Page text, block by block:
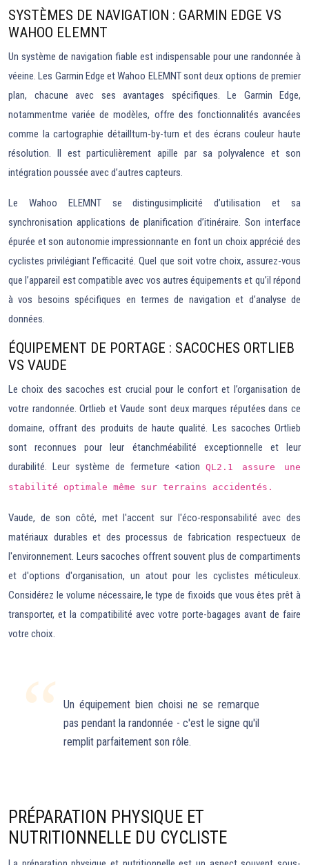
SYSTÈMES DE NAVIGATION : GARMIN EDGE VS
WAHOO ELEMNT
Un système de navigation fiable est indispensable pour une randonnée à
véeine. Les Garmin Edge et Wahoo ELEMNT sont deux options de premier
plan, chacune avec ses avantages spécifiques. Le Garmin Edge,
notammentme variée de modèles, offre des fonctionnalités avancées
comme la cartographie détaillturn-by-turn et des écrans couleur haute
résolution. Il est particulièrement apille par sa polyvalence et son
intégration poussée avec d’autres capteurs.
Le Wahoo ELEMNT se distingusimplicité d’utilisation et sa
synchronisation applications de planification d’itinéraire. Son interface
épurée et son autonomie impressionnante en font un choix apprécié des
cyclistes privilégiant l’efficacité. Quel que soit votre choix, assurez-vous
que l’appareil est compatible avec vos autres équipements et qu’il répond
à vos besoins spécifiques en termes de navigation et d’analyse de
données.
ÉQUIPEMENT DE PORTAGE : SACOCHES ORTLIEB
VS VAUDE
Le choix des sacoches est crucial pour le confort et l’organisation de
votre randonnée. Ortlieb et Vaude sont deux marques réputées dans ce
domaine, offrant des produits de haute qualité. Les sacoches Ortlieb
sont reconnues pour leur étanchméabilité exceptionnelle et leur
durabilité. Leur système de fermeture <ationQL2.1 assure une
stabilité optimale même sur terrains accidentés.
Vaude, de son côté, met l'accent sur l'éco-responsabilité avec des
matériaux durables et des processus de fabrication respectueux de
l'environnement. Leurs sacoches offrent souvent plus de compartiments
et d'options d'organisation, un atout pour les cyclistes méticuleux.
Considérez le volume nécessaire, le type de fixoids que vous êtes prêt à
transporter, et la compatibilité avec votre porte-bagages avant de faire
votre choix.
Un équipement bien choisi ne se remarque
pas pendant la randonnée - c'est le signe qu'il
remplit parfaitement son rôle.
PRÉPARATION PHYSIQUE ET
NUTRITIONNELLE DU CYCLISTE